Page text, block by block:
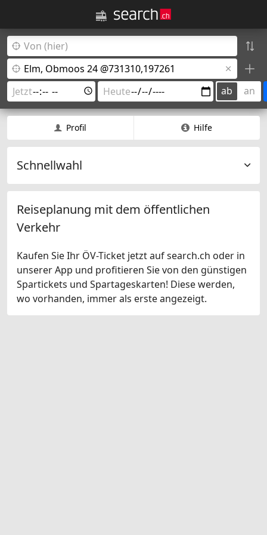
ab an
Profil Hilfe
Schnellwahl
Reiseplanung mit dem öffentlichen
Verkehr
Kaufen Sie Ihr ÖV-Ticket jetzt auf search.ch oder in
unserer App und profitieren Sie von den günstigen
Spartickets und Spartageskarten! Diese werden,
wo vorhanden, immer als erste angezeigt.